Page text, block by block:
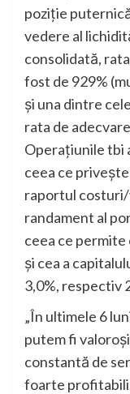
poziție
vedere al
consolidată,
fost de 929%
și una dintre
rata de
Operațiunile tbi
ceea ce
raportul costuri/
randament al
ceea ce
și cea a
3,0%, respectiv
„În ultimele 6
putem fi
constantă de
foarte